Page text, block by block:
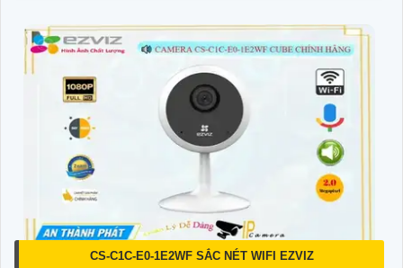
CS-C1C-E0-1E2WF SẮC NÉT WIFI EZVIZ